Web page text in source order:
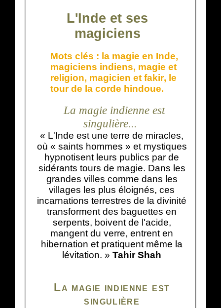
L'Inde et ses
magiciens
Mots clés : la magie en Inde,
magiciens indiens, magie et
religion, magicien et fakir, le
tour de la corde hindoue.
La magie indienne est
singulière...
« L'Inde est une terre de miracles,
où « saints hommes » et mystiques
hypnotisent leurs publics par de
sidérants tours de magie. Dans les
grandes villes comme dans les
villages les plus éloignés, ces
incarnations terrestres de la divinité
transforment des baguettes en
serpents, boivent de l'acide,
mangent du verre, entrent en
hibernation et pratiquent même la
lévitation. »Tahir Shah
La magie indienne est
singulière